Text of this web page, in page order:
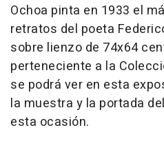
Ochoa pinta en 1933 el
retratos del poeta
sobre lienzo de 74x64
perteneciente a la
se podrá ver en esta
la muestra y la portada
esta ocasión.